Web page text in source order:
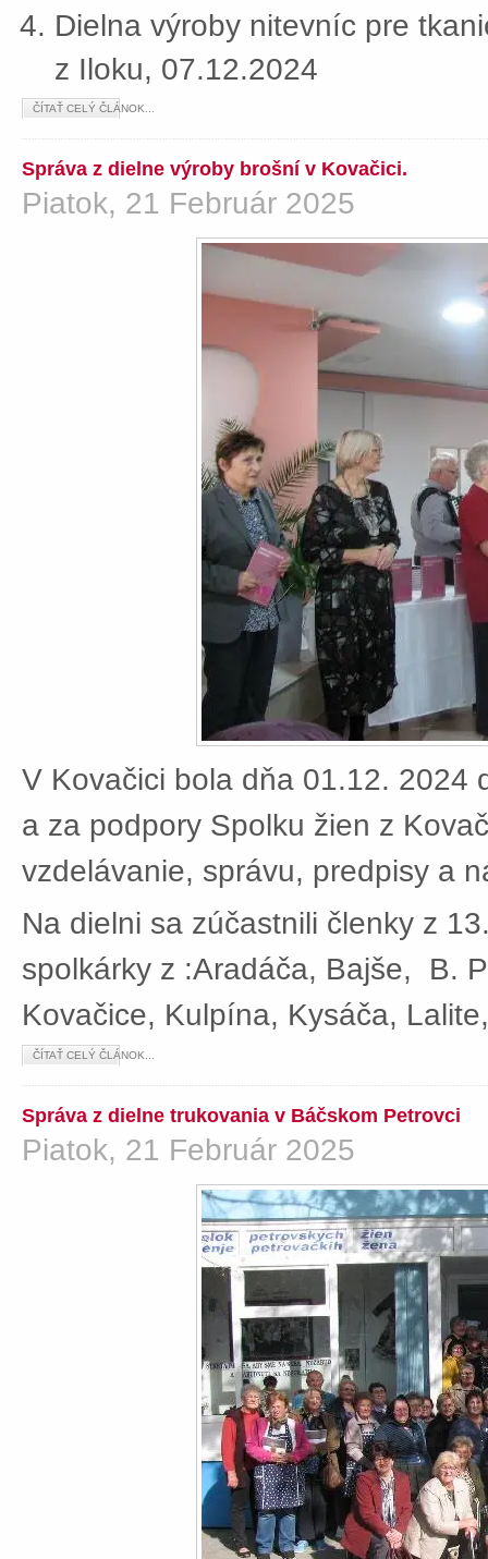
Dielna výroby nitevníc pre
z Iloku, 07.12.2024
ČÍTAŤ CELÝ ČLÁNOK...
Správa z dielne výroby brošní v Kovačici.
Piatok, 21 Február 2025
V Kovačici bola dňa 01.12. 2024
a za podpory Spolku žien z
vzdelávanie, správu, predpisy a
Na dielni sa zúčastnili členky z
spolkárky z :Aradáča, Bajše, B.
Kovačice, Kulpína, Kysáča,
ČÍTAŤ CELÝ ČLÁNOK...
Správa z dielne trukovania v Báčskom Petrovci
Piatok, 21 Február 2025